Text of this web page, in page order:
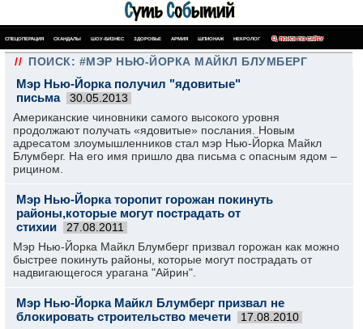
СПЕЦОПЕРАЦИЯ СКАНДАЛЫ ШОУ-БИЗНЕС ЗДОРОВЬЕ АРМИЯ ШПИОНАЖ НЕКРОЛОГ ПОИСК ПО САЙТУ
// ПОИСК: #МЭР НЬЮ-ЙОРКА МАЙКЛ БЛУМБЕРГ
Мэр Нью-Йорка получил "ядовитые"
письма
30.05.2013
Американские чиновники самого высокого уровня
продолжают получать «ядовитые» послания. Новым
адресатом злоумышленников стал мэр Нью-Йорка Майкл
Блумберг. На его имя пришло два письма с опасным ядом –
рицином.
Мэр Нью-Йорка торопит горожан покинуть
районы,которые могут пострадать от
стихии
27.08.2011
Мэр Нью-Йорка Майкл Блумберг призвал горожан как можно
быстрее покинуть районы, которые могут пострадать от
надвигающегося урагана "Айрин".
Мэр Нью-Йорка Майкл Блумберг призвал не
блокировать строительство мечети
17.08.2010